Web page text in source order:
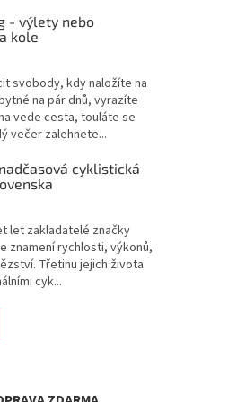
- výlety nebo
kole
svobody, kdy naložíte na
na pár dnů, vyrazíte
vede cesta, touláte se
večer zalehnete...
cyklistická
let zakladatelé značky
znamení rychlosti, výkonů,
Třetinu jejich života
cyk...